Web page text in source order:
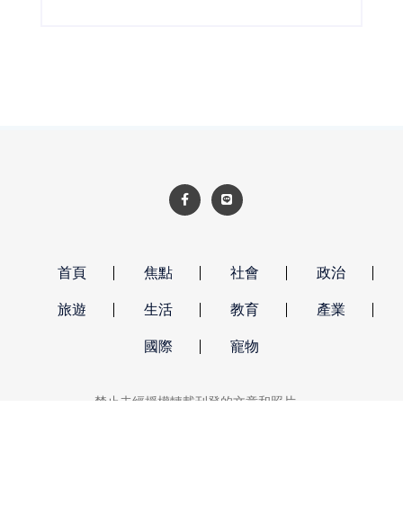
首頁 焦點 社會 政治
旅遊 生活 教育 產業
國際 寵物
禁止未經授權轉載刊登的文章和照片。